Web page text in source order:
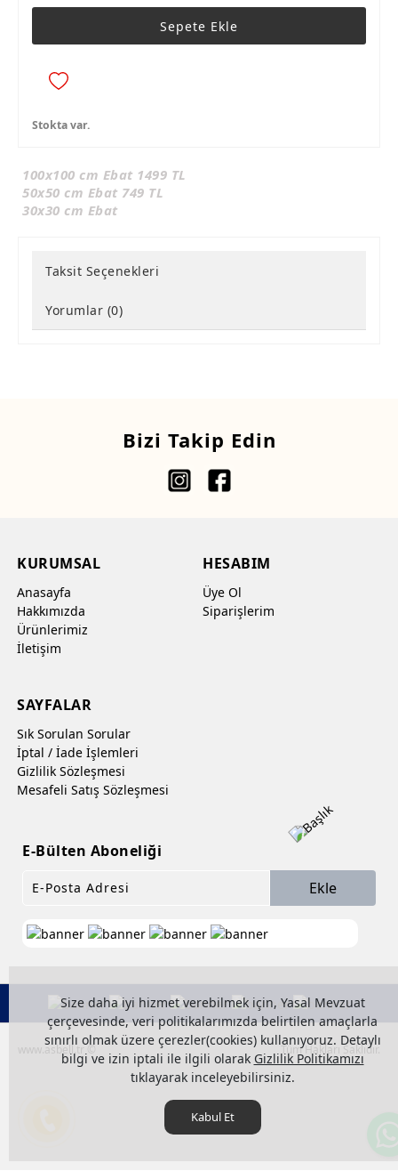
Sepete Ekle
Stokta var.
100x100 cm Ebat 1499 TL
50x50 cm Ebat 749 TL
30x30 cm Ebat
Taksit Seçenekleri
Yorumlar (0)
Size daha iyi hizmet verebilmek için, Yasal Mevzuat
çerçevesinde, veri politikalarımızda belirtilen amaçlarla
sınırlı olmak üzere çerezler(cookies) kullanıyoruz. Detaylı
bilgi ve izin iptali ile ilgili olarak Gizlilik Politikamızı
tıklayarak inceleyebilirsiniz.
Kabul Et
Bizi Takip Edin
KURUMSAL
Anasayfa
Hakkımızda
Ürünlerimiz
İletişim
HESABIM
Üye Ol
Siparişlerim
SAYFALAR
Sık Sorulan Sorular
İptal / İade İşlemleri
Gizlilik Sözleşmesi
Mesafeli Satış Sözleşmesi
E-Bülten Aboneliği
Ekle
www.asbell.tr © Tüm Hakları Saklıdır.